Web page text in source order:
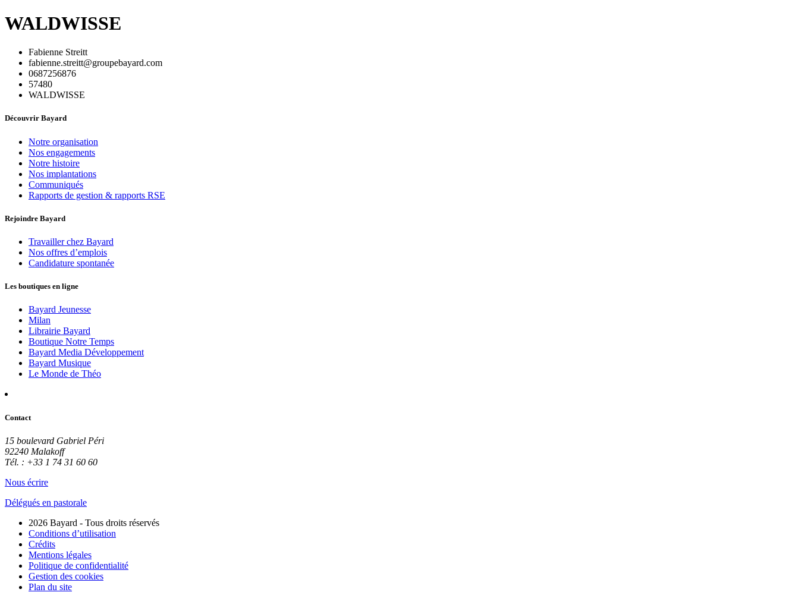
WALDWISSE
Fabienne Streitt
fabienne.streitt@groupebayard.com
0687256876
57480
WALDWISSE
Découvrir Bayard
Notre organisation
Nos engagements
Notre histoire
Nos implantations
Communiqués
Rapports de gestion & rapports RSE
Rejoindre Bayard
Travailler chez Bayard
Nos offres d’emplois
Candidature spontanée
Les boutiques en ligne
Bayard Jeunesse
Milan
Librairie Bayard
Boutique Notre Temps
Bayard Media Développement
Bayard Musique
Le Monde de Théo
Contact
15 boulevard Gabriel Péri
92240 Malakoff
Tél. : +33 1 74 31 60 60
Nous écrire
Délégués en pastorale
2026 Bayard - Tous droits réservés
Conditions d’utilisation
Crédits
Mentions légales
Politique de confidentialité
Gestion des cookies
Plan du site